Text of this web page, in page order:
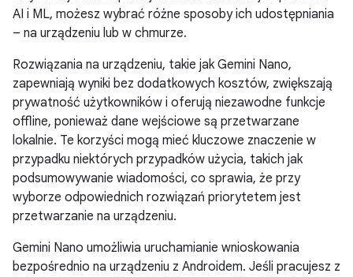
AI i ML, możesz wybrać różne sposoby ich udostępniania
– na urządzeniu lub w chmurze.
Rozwiązania na urządzeniu, takie jak Gemini Nano,
zapewniają wyniki bez dodatkowych kosztów, zwiększają
prywatność użytkowników i oferują niezawodne funkcje
offline, ponieważ dane wejściowe są przetwarzane
lokalnie. Te korzyści mogą mieć kluczowe znaczenie w
przypadku niektórych przypadków użycia, takich jak
podsumowywanie wiadomości, co sprawia, że przy
wyborze odpowiednich rozwiązań priorytetem jest
przetwarzanie na urządzeniu.
Gemini Nano umożliwia uruchamianie wnioskowania
bezpośrednio na urządzeniu z Androidem. Jeśli pracujesz z